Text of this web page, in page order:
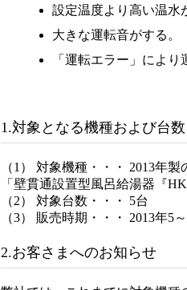
設定温度より高い温水
大きな運転音がする。
「運転エラー」によ
1.対象となる機種および台数
（1） 対象機種・・・ 2013年
「壁貫通設置型風呂給湯器『
（2） 対象台数・・・ 5台
（3） 販売時期・・・ 2013年5～
2.お客さまへのお知らせ